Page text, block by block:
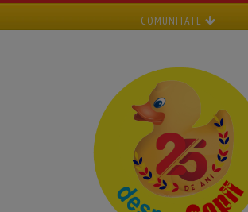
COMUNITATE